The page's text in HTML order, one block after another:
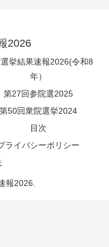
2026
挙結果速報2026(令和8
年）
第27回参院選2025
第50回衆院選挙2024
目次
ライバシーポリシー
報2026.